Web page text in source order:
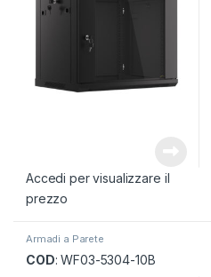
Accedi per visualizzare il
prezzo
Armadi a Parete
COD: WF03-5304-10B